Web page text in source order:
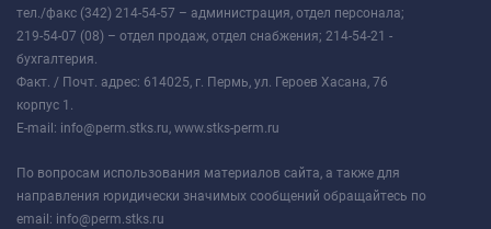
тел./факс (342) 214-54-57 – администрация, отдел персонала;
219-54-07 (08) – отдел продаж, отдел снабжения; 214-54-21 -
бухгалтерия.
Факт. / Почт. адрес: 614025, г. Пермь, ул. Героев Хасана, 76
корпус 1.
E-mail: info@perm.stks.ru, www.stks-perm.ru
По вопросам использования материалов сайта, а также для
направления юридически значимых сообщений обращайтесь по
email: info@perm.stks.ru